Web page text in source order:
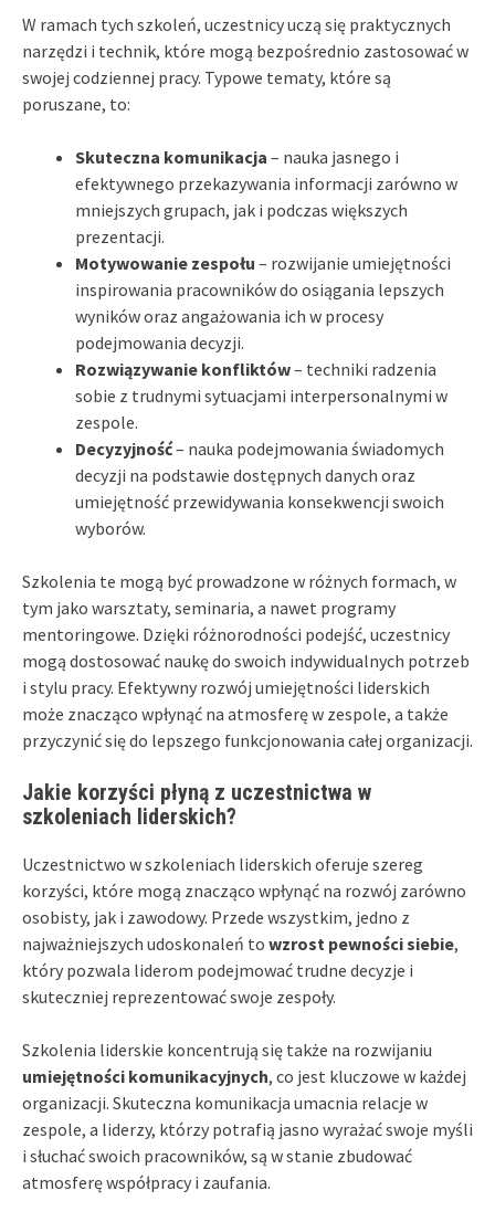
W ramach tych szkoleń, uczestnicy uczą się praktycznych
narzędzi i technik, które mogą bezpośrednio zastosować w
swojej codziennej pracy. Typowe tematy, które są
poruszane, to:
Skuteczna komunikacja – nauka jasnego i
efektywnego przekazywania informacji zarówno w
mniejszych grupach, jak i podczas większych
prezentacji.
Motywowanie zespołu – rozwijanie umiejętności
inspirowania pracowników do osiągania lepszych
wyników oraz angażowania ich w procesy
podejmowania decyzji.
Rozwiązywanie konfliktów– techniki radzenia
sobie z trudnymi sytuacjami interpersonalnymi w
zespole.
Decyzyjność– nauka podejmowania świadomych
decyzji na podstawie dostępnych danych oraz
umiejętność przewidywania konsekwencji swoich
wyborów.
Szkolenia te mogą być prowadzone w różnych formach, w
tym jako warsztaty, seminaria, a nawet programy
mentoringowe. Dzięki różnorodności podejść, uczestnicy
mogą dostosować naukę do swoich indywidualnych potrzeb
i stylu pracy. Efektywny rozwój umiejętności liderskich
może znacząco wpłynąć na atmosferę w zespole, a także
przyczynić się do lepszego funkcjonowania całej organizacji.
Jakie korzyści płyną z uczestnictwa w
szkoleniach liderskich?
Uczestnictwo w szkoleniach liderskich oferuje szereg
korzyści, które mogą znacząco wpłynąć na rozwój zarówno
osobisty, jak i zawodowy. Przede wszystkim, jedno z
najważniejszych udoskonaleń to wzrost pewności siebie,
który pozwala liderom podejmować trudne decyzje i
skuteczniej reprezentować swoje zespoły.
Szkolenia liderskie koncentrują się także na rozwijaniu
umiejętności komunikacyjnych, co jest kluczowe w każdej
organizacji. Skuteczna komunikacja umacnia relacje w
zespole, a liderzy, którzy potrafią jasno wyrażać swoje myśli
i słuchać swoich pracowników, są w stanie zbudować
atmosferę współpracy i zaufania.